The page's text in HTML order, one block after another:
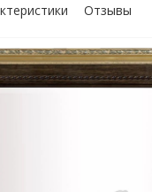
Отзывы